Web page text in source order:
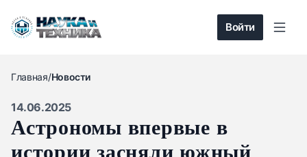
Войти
Главная/Новости
14.06.2025
Астрономы впервые в
истории засняли южный